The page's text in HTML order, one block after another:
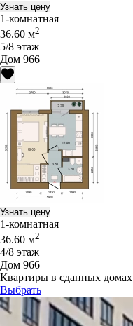
Узнать цену
1-комнатная
36.60 м2
5/8 этаж
Дом 966
Узнать цену
1-комнатная
36.60 м2
4/8 этаж
Дом 966
Квартиры в сданных домах
Выбрать